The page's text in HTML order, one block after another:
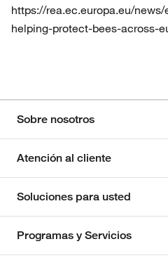
https://rea.ec.europa.eu/
helping-protect-bees-across-
Sobre nosotros
Atención al cliente
Soluciones para usted
Programas y Servicios